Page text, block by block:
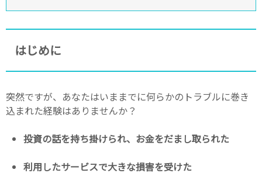
はじめに
突然ですが、あなたはいままでに何らかのトラブルに巻き
込まれた経験はありませんか？
投資の話を持ち掛けられ、お金をだまし取られた
利用したサービスで大きな損害を受けた